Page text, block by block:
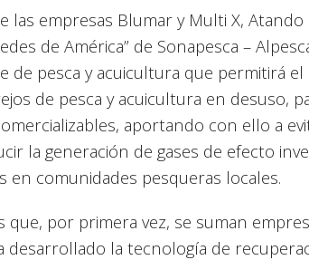
las empresas Blumar y Multi X, Atando
de América” de Sonapesca –
pesca y acuicultura que permitirá el
de pesca y acuicultura en desuso,
aportando con ello a
la generación de gases de efecto
en comunidades pesqueras locales.
por primera vez, se suman
la tecnología de